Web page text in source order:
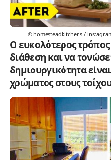
© homesteadkitchens /
Ο ευκολότερος τρόπος
διάθεση και να
δημιουργικότητα
χρώματος στους